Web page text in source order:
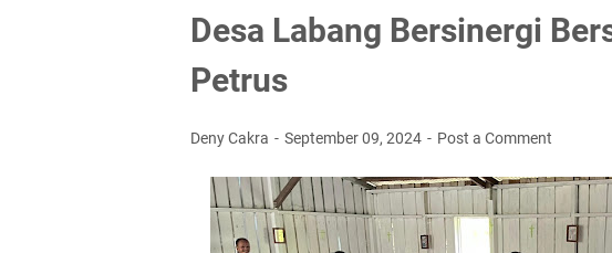
Desa Labang Bersinergi
Petrus
Deny Cakra September 09, 2024 Post a Comment